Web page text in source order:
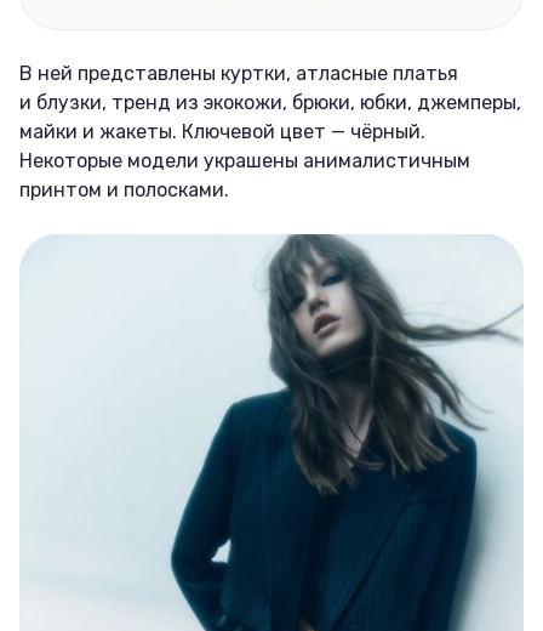
В ней представлены куртки, атласные платья
и блузки, тренд из экокожи, брюки, юбки, джемперы,
майки и жакеты. Ключевой цвет — чёрный.
Некоторые модели украшены анималистичным
принтом и полосками.